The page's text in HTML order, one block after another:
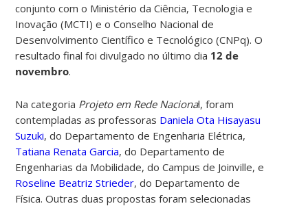
conjunto com o Ministério da Ciência, Tecnologia e
Inovação (MCTI) e o Conselho Nacional de
Desenvolvimento Científico e Tecnológico (CNPq). O
resultado final foi divulgado no último dia 12 de
novembro.
Na categoria Projeto em Rede Nacional, foram
contempladas as professoras Daniela Ota Hisayasu
Suzuki, do Departamento de Engenharia Elétrica,
Tatiana Renata Garcia, do Departamento de
Engenharias da Mobilidade, do Campus de Joinville, e
Roseline Beatriz Strieder, do Departamento de
Física. Outras duas propostas foram selecionadas